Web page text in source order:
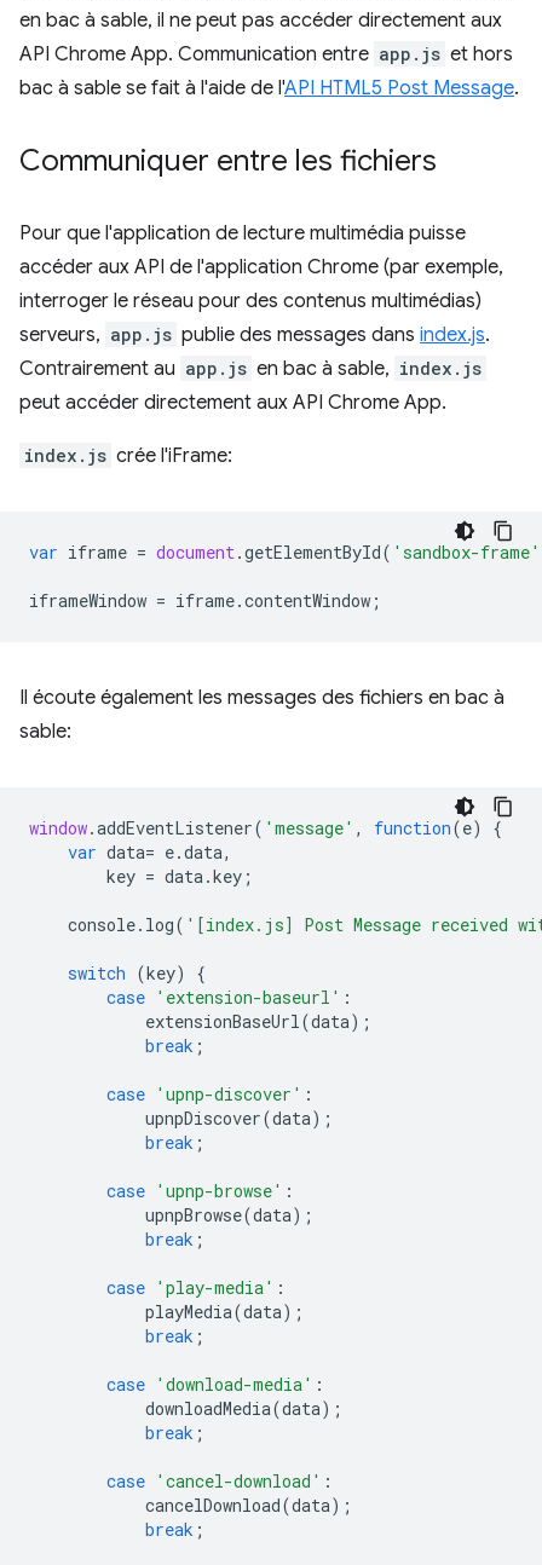
en bac à sable, il ne peut pas accéder directement aux
API Chrome App. Communication entre app.js et hors
bac à sable se fait à l'aide de l'API HTML5 Post Message.
Communiquer entre les fichiers
Pour que l'application de lecture multimédia puisse
accéder aux API de l'application Chrome (par exemple,
interroger le réseau pour des contenus multimédias)
serveurs, app.js publie des messages dans index.js.
Contrairement au app.js en bac à sable, index.js
peut accéder directement aux API Chrome App.
index.js crée l'iFrame:
var iframe = document.getElementById( 'sandbox-frame'
iframeWindow = iframe.contentWindow ;
Il écoute également les messages des fichiers en bac à
sable:
window.addEventListener( 'message' , function(e)
{
var data= e.data,
key = data.key ;
console. log( '[index.js] Post Message received
switch (key)
{
case 'extension-baseurl' :
extensionBaseUrl(data);
break ;
case 'upnp-discover' :
upnpDiscover(data);
break ;
case 'upnp-browse' :
upnpBrowse(data);
break ;
case 'play-media' :
playMedia(data);
break ;
case 'download-media' :
downloadMedia(data);
break ;
case 'cancel-download' :
cancelDownload(data);
break ;